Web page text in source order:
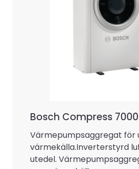
Bosch Compress
Värmepumpsaggregat för
värmekälla.Inverterstyrd
utedel.